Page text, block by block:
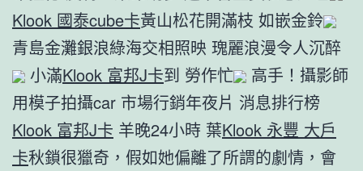
Klook 國泰cube卡黃山松花開滿枝 如嵌金鈴
青島金灘銀浪綠海交相照映 瑰麗浪漫令人沉醉
小滿Klook 富邦J卡到 勞作忙
高手！攝影師
用模子拍攝car 市場行銷年夜片 消息排行榜
Klook 富邦J卡 羊晚24小時 葉Klook 永豐 大戶
卡秋鎖很獵奇，假如她偏離了所謂的劇情，會